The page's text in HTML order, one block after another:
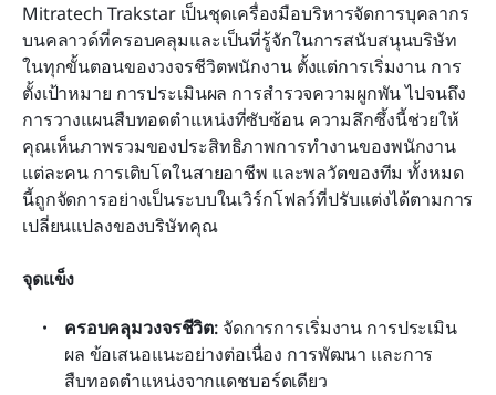
Mitratech Trakstar เป็นชุดเครื่องมือบริหารจัดการบุคลากร
บนคลาวด์ที่ครอบคลุมและเป็นที่รู้จักในการสนับสนุนบริษัท
ในทุกขั้นตอนของวงจรชีวิตพนักงาน ตั้งแต่การเริ่มงาน การ
ตั้งเป้าหมาย การประเมินผล การสำรวจความผูกพัน ไปจนถึง
การวางแผนสืบทอดตำแหน่งที่ซับซ้อน ความลึกซึ้งนี้ช่วยให้
คุณเห็นภาพรวมของประสิทธิภาพการทำงานของพนักงาน
แต่ละคน การเติบโตในสายอาชีพ และพลวัตของทีม ทั้งหมด
นี้ถูกจัดการอย่างเป็นระบบในเวิร์กโฟลว์ที่ปรับแต่งได้ตามการ
เปลี่ยนแปลงของบริษัทคุณ
จุดแข็ง
ครอบคลุมวงจรชีวิต: จัดการการเริ่มงาน การประเมิน
ผล ข้อเสนอแนะอย่างต่อเนื่อง การพัฒนา และการ
สืบทอดตำแหน่งจากแดชบอร์ดเดียว